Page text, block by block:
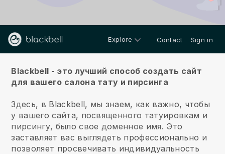
Explore Contact Sign in
Blackbell - это лучший способ создать сайт
для вашего салона тату и пирсинга
Здесь, в Blackbell, мы знаем, как важно, чтобы
у вашего сайта, посвященного татуировкам и
пирсингу, было свое доменное имя. Это
заставляет вас выглядеть профессионально и
позволяет просвечивать индивидуальность